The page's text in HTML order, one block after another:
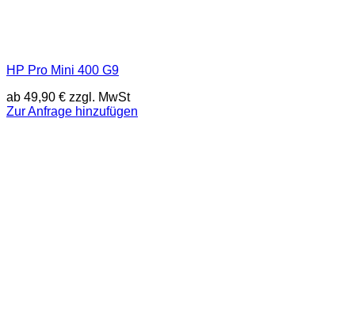
HP Pro Mini 400 G9
ab 49,90 € zzgl. MwSt
Zur Anfrage hinzufügen